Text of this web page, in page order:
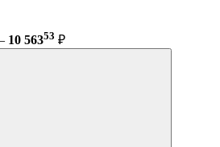
10 56353 ₽